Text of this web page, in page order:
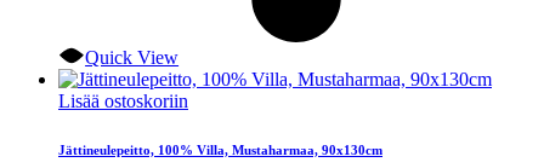
Quick View
Lisää ostoskoriin
Jättineulepeitto, 100% Villa, Mustaharmaa, 90x130cm